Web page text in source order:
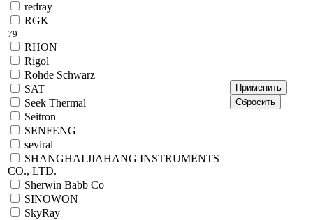
redray
RGK
79
RHON
Rigol
Rohde Schwarz
SAT
Seek Thermal
Seitron
SENFENG
seviral
SHANGHAI JIAHANG INSTRUMENTS
CO., LTD.
Sherwin Babb Co
SINOWON
SkyRay